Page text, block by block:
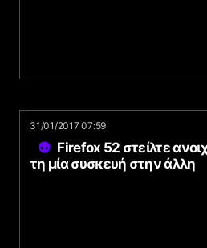
31/01/2017 07:59
Firefox 52 στείλτε
τη μία συσκευή στην άλλη